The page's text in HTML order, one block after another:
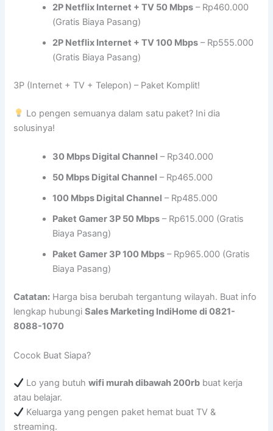
2P Netflix Internet + TV 50 Mbps – Rp460.000
(Gratis Biaya Pasang)
2P Netflix Internet + TV 100 Mbps – Rp555.000
(Gratis Biaya Pasang)
3P (Internet + TV + Telepon) – Paket Komplit!
Lo pengen semuanya dalam satu paket? Ini dia
solusinya!
30 Mbps Digital Channel – Rp340.000
50 Mbps Digital Channel – Rp465.000
100 Mbps Digital Channel – Rp485.000
Paket Gamer 3P 50 Mbps – Rp615.000 (Gratis
Biaya Pasang)
Paket Gamer 3P 100 Mbps – Rp965.000 (Gratis
Biaya Pasang)
Catatan: Harga bisa berubah tergantung wilayah. Buat info
lengkap hubungiSales Marketing IndiHome di 0821-
8088-1070
Cocok Buat Siapa?
Lo yang butuhwifi murah dibawah 200rb buat kerja
atau belajar.
Keluarga yang pengen paket hemat buat TV &
streaming.